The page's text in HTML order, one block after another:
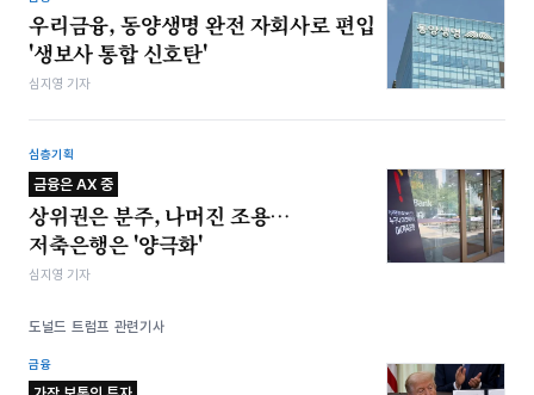
우리금융, 동양생명 완전 자회사로 편입
'생보사 통합 신호탄'
심지영 기자
심층기획
금융은 AX 중
상위권은 분주, 나머진 조용…
저축은행은 '양극화'
심지영 기자
도널드 트럼프 관련기사
금융